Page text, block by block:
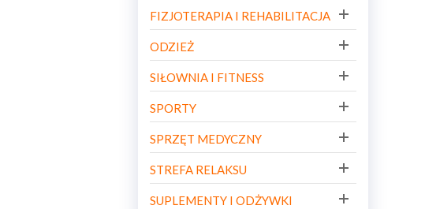
FIZJOTERAPIA I REHABILITACJA
ODZIEŻ
SIŁOWNIA I FITNESS
SPORTY
SPRZĘT MEDYCZNY
STREFA RELAKSU
SUPLEMENTY I ODŻYWKI